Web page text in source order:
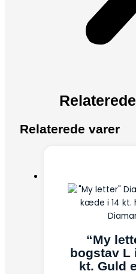
Relaterede varer
“My
bogstav L
kt. Guld